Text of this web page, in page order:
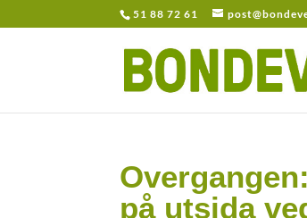
51 88 72 61
på utsida